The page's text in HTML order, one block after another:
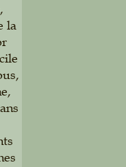
la